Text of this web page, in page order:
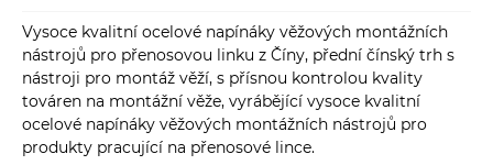
Vysoce kvalitní ocelové napínáky věžových montážních
nástrojů pro přenosovou linku z Číny, přední čínský trh s
nástroji pro montáž věží, s přísnou kontrolou kvality
továren na montážní věže, vyrábějící vysoce kvalitní
ocelové napínáky věžových montážních nástrojů pro
produkty pracující na přenosové lince.